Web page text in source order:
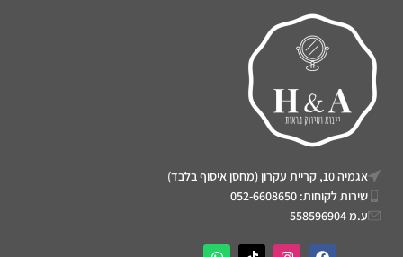
אגמיה 10, קריית עקרון (מחסן איסוף בלבד)
שירות לקוחות: 052-6608650
ע.מ 558596904